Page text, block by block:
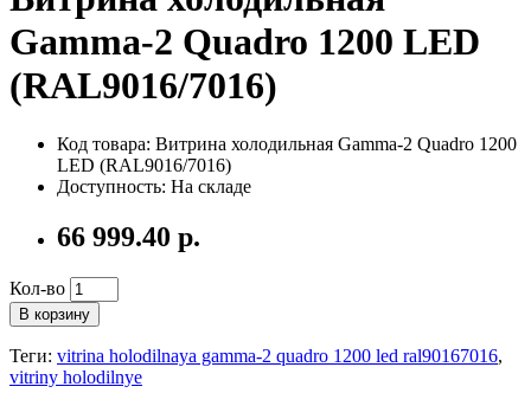
Gamma-2 Quadro 1200 LED
(RAL9016/7016)
Код товара: Витрина холодильная Gamma-2 Quadro 1200
LED (RAL9016/7016)
Доступность: На складе
66 999.40 р.
Кол-во
В корзину
Теги: vitrina holodilnaya gamma-2 quadro 1200 led ral90167016,
vitriny holodilnye